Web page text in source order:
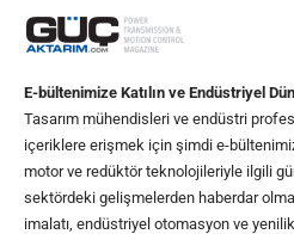
E-bültenimize Katılın ve Endüstriyel
Tasarım mühendisleri ve endüstri
içeriklere erişmek için şimdi e-
motor ve redüktör teknolojileriyle ilgili
sektördeki gelişmelerden haberdar
imalatı, endüstriyel otomasyon ve